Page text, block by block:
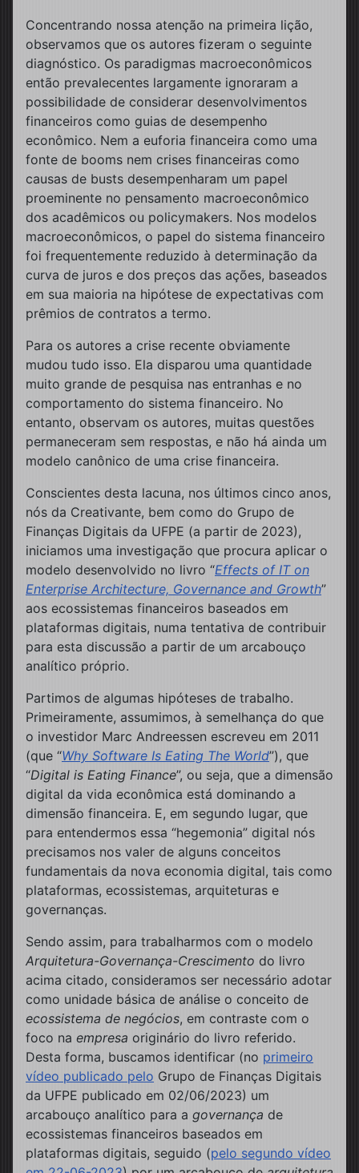
Concentrando nossa atenção na primeira lição,
observamos que os autores fizeram o seguinte
diagnóstico. Os paradigmas macroeconômicos
então prevalecentes largamente ignoraram a
possibilidade de considerar desenvolvimentos
financeiros como guias de desempenho
econômico. Nem a euforia financeira como uma
fonte de booms nem crises financeiras como
causas de busts desempenharam um papel
proeminente no pensamento macroeconômico
dos acadêmicos ou policymakers. Nos modelos
macroeconômicos, o papel do sistema financeiro
foi frequentemente reduzido à determinação da
curva de juros e dos preços das ações, baseados
em sua maioria na hipótese de expectativas com
prêmios de contratos a termo.
Para os autores a crise recente obviamente
mudou tudo isso. Ela disparou uma quantidade
muito grande de pesquisa nas entranhas e no
comportamento do sistema financeiro. No
entanto, observam os autores, muitas questões
permaneceram sem respostas, e não há ainda um
modelo canônico de uma crise financeira.
Conscientes desta lacuna, nos últimos cinco anos,
nós da Creativante, bem como do Grupo de
Finanças Digitais da UFPE (a partir de 2023),
iniciamos uma investigação que procura aplicar o
modelo desenvolvido no livro “Effects of IT on
Enterprise Architecture, Governance and Growth”
aos ecossistemas financeiros baseados em
plataformas digitais, numa tentativa de contribuir
para esta discussão a partir de um arcabouço
analítico próprio.
Partimos de algumas hipóteses de trabalho.
Primeiramente, assumimos, à semelhança do que
o investidor Marc Andreessen escreveu em 2011
(que “Why Software Is Eating The World”), que
“Digital is Eating Finance”, ou seja, que a dimensão
digital da vida econômica está dominando a
dimensão financeira. E, em segundo lugar, que
para entendermos essa “hegemonia” digital nós
precisamos nos valer de alguns conceitos
fundamentais da nova economia digital, tais como
plataformas, ecossistemas, arquiteturas e
governanças.
Sendo assim, para trabalharmos com o modelo
Arquitetura-Governança-Crescimento do livro
acima citado, consideramos ser necessário adotar
como unidade básica de análise o conceito de
ecossistema de negócios, em contraste com o
foco na empresa originário do livro referido.
Desta forma, buscamos identificar (no primeiro
vídeo publicado pelo Grupo de Finanças Digitais
da UFPE publicado em 02/06/2023) um
arcabouço analítico para a governança de
ecossistemas financeiros baseados em
plataformas digitais, seguido (pelo segundo vídeo